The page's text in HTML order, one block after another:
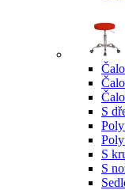
S
S
S